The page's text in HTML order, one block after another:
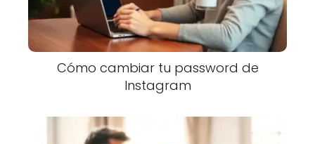
Cómo cambiar tu password de
Instagram